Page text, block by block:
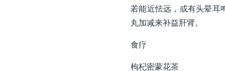
若能近怯远，或有头晕耳
丸加减来补益肝肾。
食疗
枸杞密蒙花茶